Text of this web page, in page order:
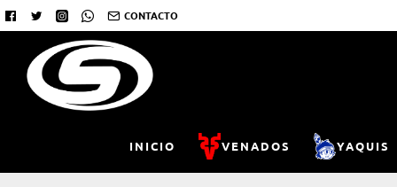
CONTACTO
INICIO VENADOS YAQUIS